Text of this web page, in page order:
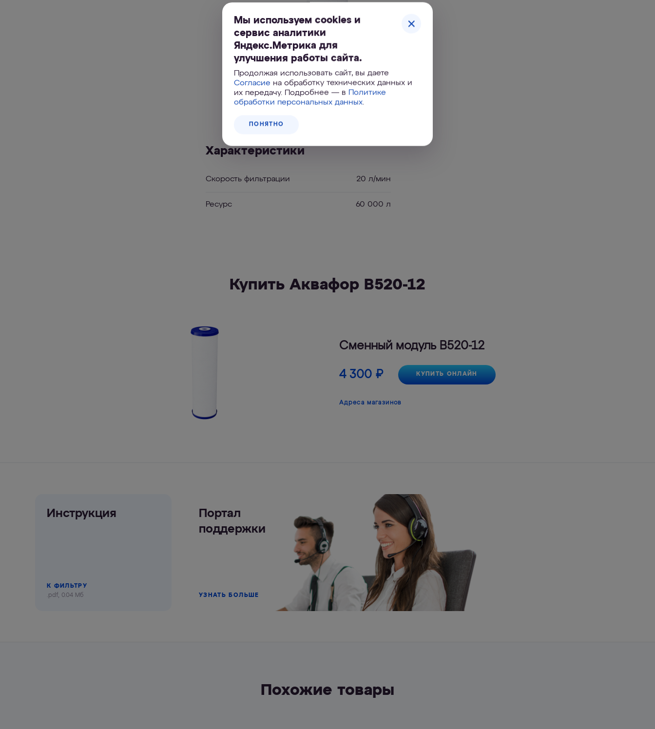
Характеристики
Скорость фильтрации 20 л/мин
Ресурс 60 000 л
Купить Аквафор В520-12
Сменный модуль B520-12
4 300 ₽ КУПИТЬ ОНЛАЙН
Адреса магазинов
Инструкция
К ФИЛЬТРУ
.pdf, 0.04 Мб
Портал
поддержки
УЗНАТЬ БОЛЬШЕ
Похожие товары
Мы используем cookies и
сервис аналитики
Яндекс.Метрика для
улучшения работы сайта.
Продолжая использовать сайт, вы даете
Согласие на обработку технических данных и
их передачу. Подробнее — в Политике
обработки персональных данных.
ПОНЯТНО